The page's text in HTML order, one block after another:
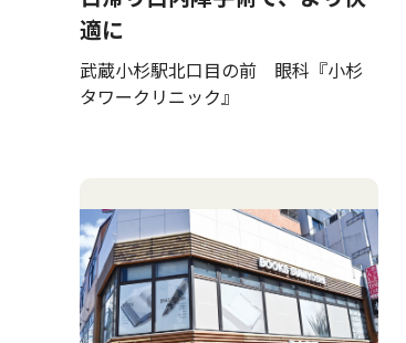
適に
武蔵小杉駅北口目の前 眼科『小杉
タワークリニック』